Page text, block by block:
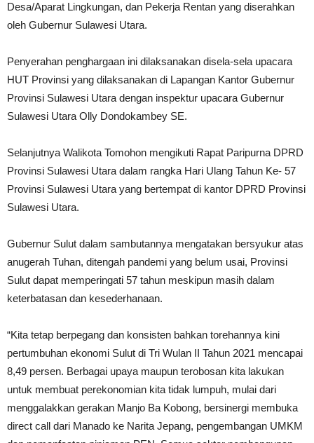
Desa/Aparat Lingkungan, dan Pekerja Rentan yang diserahkan
oleh Gubernur Sulawesi Utara.
Penyerahan penghargaan ini dilaksanakan disela-sela upacara
HUT Provinsi yang dilaksanakan di Lapangan Kantor Gubernur
Provinsi Sulawesi Utara dengan inspektur upacara Gubernur
Sulawesi Utara Olly Dondokambey SE.
Selanjutnya Walikota Tomohon mengikuti Rapat Paripurna DPRD
Provinsi Sulawesi Utara dalam rangka Hari Ulang Tahun Ke- 57
Provinsi Sulawesi Utara yang bertempat di kantor DPRD Provinsi
Sulawesi Utara.
Gubernur Sulut dalam sambutannya mengatakan bersyukur atas
anugerah Tuhan, ditengah pandemi yang belum usai, Provinsi
Sulut dapat memperingati 57 tahun meskipun masih dalam
keterbatasan dan kesederhanaan.
“Kita tetap berpegang dan konsisten bahkan torehannya kini
pertumbuhan ekonomi Sulut di Tri Wulan II Tahun 2021 mencapai
8,49 persen. Berbagai upaya maupun terobosan kita lakukan
untuk membuat perekonomian kita tidak lumpuh, mulai dari
menggalakkan gerakan Manjo Ba Kobong, bersinergi membuka
direct call dari Manado ke Narita Jepang, pengembangan UMKM